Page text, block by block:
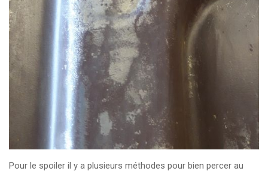
Pour le spoiler il y a plusieurs méthodes pour bien percer au